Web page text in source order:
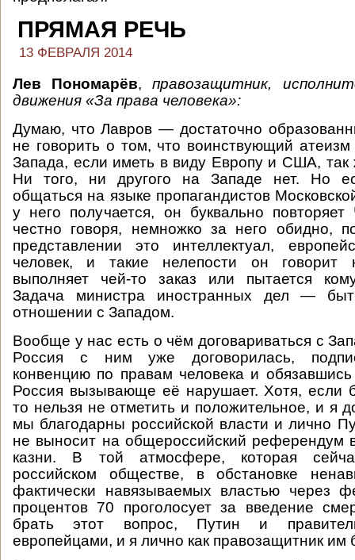
ПРЯМАЯ РЕЧЬ
13 ФЕВРАЛЯ 2014
Лев Пономарёв,правозащитник,
движения «За права человека»:
Думаю, что Лавров — достаточно
не говорить о том, что воинствующий
Запада, если иметь в виду Европу и США, так
Ни того, ни другого на Западе нет. Но
общаться на языке пропагандистов
у него получается, он буквально
честно говоря, немножко за него обидно,
представлении это интеллектуал,
человек, и такие нелепости он говорит
выполняет чей-то заказ или пытается
Задача министра иностранных дел —
отношении с Западом.
Вообще у нас есть о чём договариваться с
Россия с ним уже договорилась,
конвенцию по правам человека и
Россия вызывающе её нарушает. Хотя, если
то нельзя не отметить и положительное, и я
мы благодарны российской власти и лично
не выносит на общероссийский референдум
казни. В той атмосфере, которая
российском обществе, в обстановке
фактически навязываемых властью через
процентов 70 проголосует за введение
брать этот вопрос, Путин и
европейцами, и я лично как правозащитник им